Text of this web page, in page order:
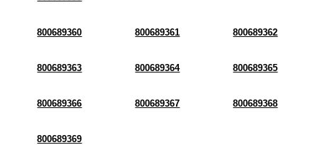
800689360 800689361 800689362
800689363 800689364 800689365
800689366 800689367 800689368
800689369